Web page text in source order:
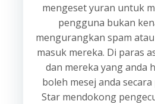
mengeset yuran untuk
pengguna bukan
mengurangkan spam
masuk mereka. Di paras
dan mereka yang anda
boleh mesej anda
Star mendokong